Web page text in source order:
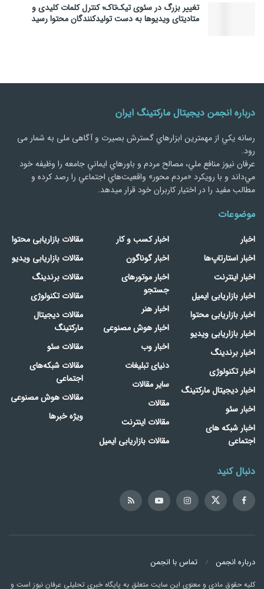
تغییر بزرگ در سئوی تیک‌تاک؛ کنترل کلمات کلیدی و
متادیتای ویدیوها به دست تولیدکنندگان محتوا رسید
درباره انجمن دیجیتال مارکتینگ ایران
رسانه يكي از مهمترین ابزارهاي گسترش بصیرت و آگاهی ملی به شمار می
رود.
عرفان نیوز منافع ملي، مصالح مردم و باورهاي ايماني جامعه را وظيفه خود
مي‌داند و با رويكرد «مردم‌ محور» واقعيت‌هاي اجتماعي را رصد کرده و
مطالب مفید را در اختیار کاربران خود قرار میدهد.
موضوعات
اخبار
اخبار استارتاپ‌ها
اخبار اینترنت
اخبار بازاریابی ایمیل
اخبار بازاریابی محتوا
اخبار بازاریابی ویدیو
اخبار برندینگ
اخبار تکنولوژی
اخبار دیجیتال مارکتینگ
اخبار سئو
اخبار شبکه های
اجتماعی
اخبار کسب و کار
اخبار گوناگون
اخبار موتورهای
جستجو
اخبار هنر
اخبار هوش مصنوعی
اخبار وب
دنیای تبلیغات
سایر مقالات
مقالات
مقالات اینترنت
مقالات بازاریابی ایمیل
مقالات بازاریابی محتوا
مقالات بازاریابی ویدیو
مقالات برندینگ
مقالات تکنولوژی
مقالات دیجیتال
مارکتینگ
مقالات سئو
مقالات شبکه‌های
اجتماعی
مقالات هوش مصنوعی
ویژه خبرها
دنبال کنید
درباره انجمن تماس با انجمن
کلیه حقوق مادی و معنوی این سایت متعلق به پایگاه خبری تحلیلی عرفان نیوز است و